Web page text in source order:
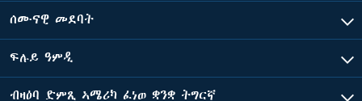
ሰሙናዊ መደባት
ፍሉይ ዓምዲ
ብዛዕባ ድምጺ ኣሜሪካ ፈነወ ቋንቋ ትግርኛ